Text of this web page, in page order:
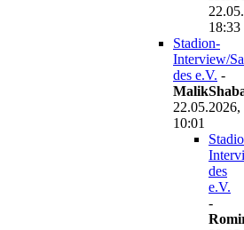
18:33
Stadion-
Interview/
des e.V. -
22.05.2026,
10:01
des
e.V.
-